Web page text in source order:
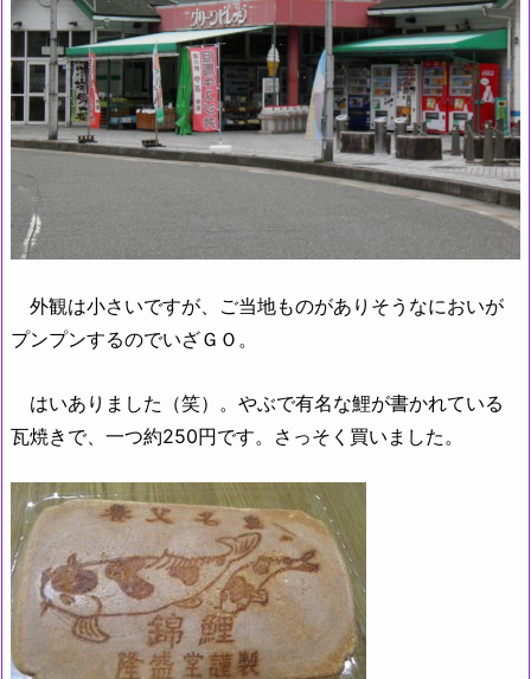
外観は小さいですが、ご当地ものがありそうなにおいが
プンプンするのでいざＧＯ。
はいありました（笑）。やぶで有名な鯉が書かれている
瓦焼きで、一つ約250円です。さっそく買いました。